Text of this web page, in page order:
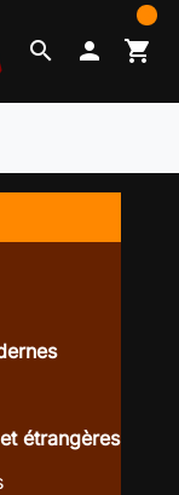
search  shopping_cart
étrangères